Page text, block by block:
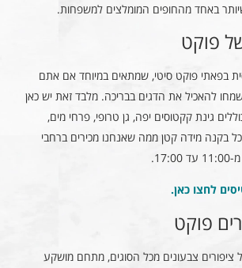
באחד מהחופים המומלצים למשפחות.
פוקט
בפאתי פוקט סיטי, שמתאים במיוחד אם אתם
להאכיל את הדגים בבריכה. מלבד זאת יש כאן
גינת קקטוסים יפה, גן טרופי, פרחי מים,
בקנה מידה קטן ממה שאנחנו מכירים ברחבי
לחצו כאן.
פוקט
ציפורים צבעונים מכל הסוגים, מתחם מושקע